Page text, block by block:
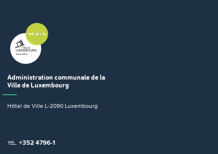
Administration communale de la
Ville de Luxembourg
Hôtel de Ville L-2090 Luxembourg
TÉL. +352 4796-1